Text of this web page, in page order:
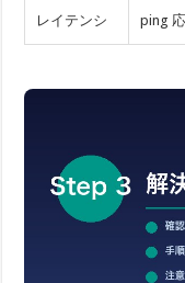
レイテンシ ping